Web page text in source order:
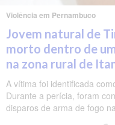
Violência em Pernambuco
Jovem natural de
morto dentro de
na zona rural de
A vítima foi identificada
Durante a perícia, foram
disparos de arma de fogo